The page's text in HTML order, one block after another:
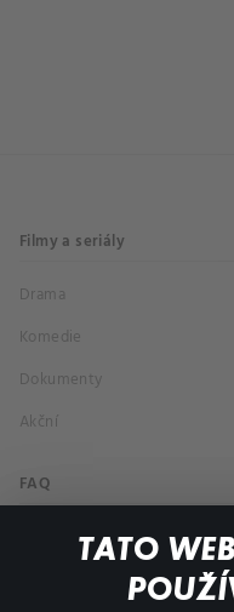
TATO
Filmy a seriály
Drama
Komedie
Dokumenty
Akční
FAQ
Můj účet
Důležité odkazy